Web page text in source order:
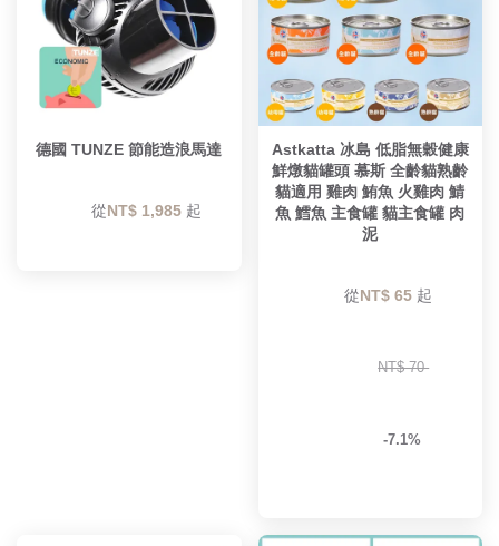
德國 TUNZE 節能造浪馬達
        從
NT$ 1,985 起
Astkatta 冰島 低脂無穀健康
鮮燉貓罐頭 慕斯 全齡貓熟齡
貓適用 雞肉 鮪魚 火雞肉 鯖
魚 鱈魚 主食罐 貓主食罐 肉
泥
        從
NT$ 65 起
NT$ 70
-7.1%